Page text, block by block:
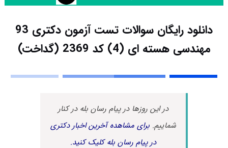
دانلود رایگان سوالات تست آزمون دکتری 93
مهندسی هسته ای (4) کد 2369 (گداخت)
در این روزها در پیام رسان بله در کنار
شماییم.برای مشاهده آخرین اخبار دکتری
در پیام رسان بله کلیک کنید.